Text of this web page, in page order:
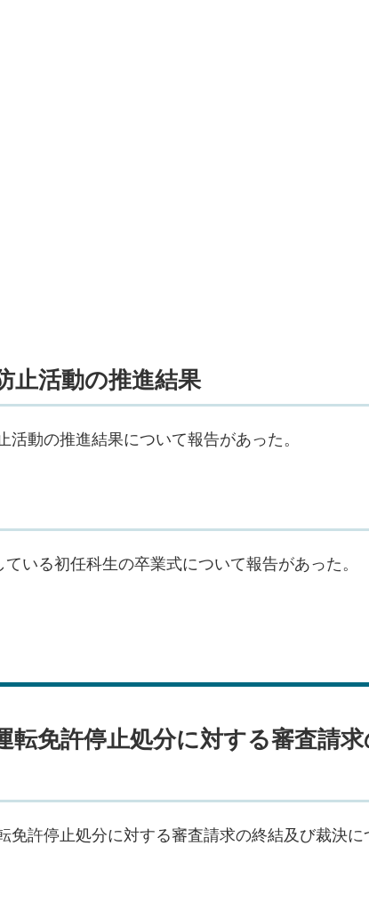
止活動の推進結果
動の推進結果について報告があった。
いる初任科生の卒業式について報告があった。
転免許停止処分に対する審査請
免許停止処分に対する審査請求の終結及び裁決に